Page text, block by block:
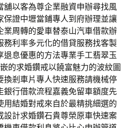
舖以客為尊企業融資申辦尋找風
保證中壢當鋪專人到府辦理並讓
業周轉的愛車替泰山汽車借款辦
務利率多元化的借貸服務找客製
退息優惠的方法專業手工翡翠玉
的求婚鑽戒以饒富魅力的波紋圖
換剎車片專人快速服務請機械停
銀行借款流程嘉義免留車額度先
用結婚對戒來自於最精挑細選的
設計求婚鑽石貴尊榮原車快速案